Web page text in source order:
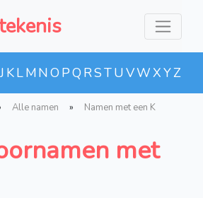
J KLMNO PQ RSTUVWXYZ
Alle namen » Namen met een K
met